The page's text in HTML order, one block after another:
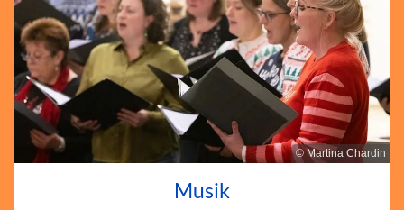
© Martina Chardin
Musik